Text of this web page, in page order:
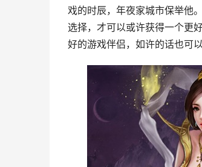
戏的时辰，年夜家城市保举他
选择，才可以或许获得一个更
好的游戏伴侣，如许的话也可